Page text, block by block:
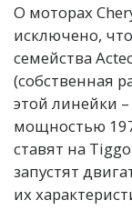
О моторах
исключено,
семейства
(собственная
этой линейки –
мощностью
ставят на
запустят
их